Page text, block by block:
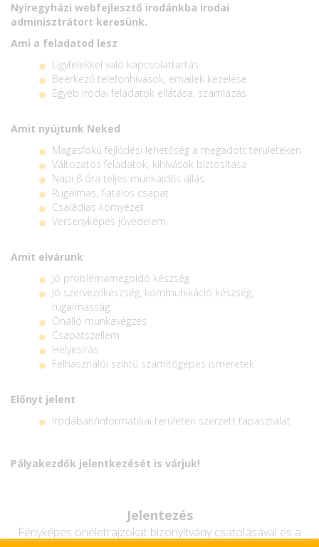
Nyíregyházi webfejlesztő irodánkba irodai
adminisztrátort keresünk.
Ami a feladatod lesz
Ügyfelekkel való kapcsolattartás
Beérkező telefonhívások, emailek kezelése
Egyéb irodai feladatok ellátása, számlázás
Amit nyújtunk Neked
Magasfokú fejlődési lehetőség a megadott területeken
Változatos feladatok, kihívások biztosítása
Napi 8 óra teljes munkaidős állás
Rugalmas, fiatalos csapat
Családias környezet
Versenyképes jövedelem
Amit elvárunk
Jó problémamegoldó készség
Jó szervezőkészség, kommunikáció készség,
rugalmasság
Önálló munkavégzés
Csapatszellem
Helyesírás
Felhasználói szintű számítógépes ismeretek
Előnyt jelent
Irodában/informatikai területen szerzett tapasztalat
Pályakezdők jelentkezését is várjuk!
Jelentezés
Fényképes önéletrajzokat bizonyítvány csatolásával és a